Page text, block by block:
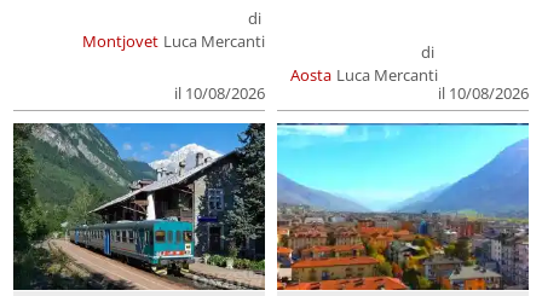
Montjovet
di
Luca Mercanti
il 10/08/2026
Aosta
di
Luca Mercanti
il 10/08/2026